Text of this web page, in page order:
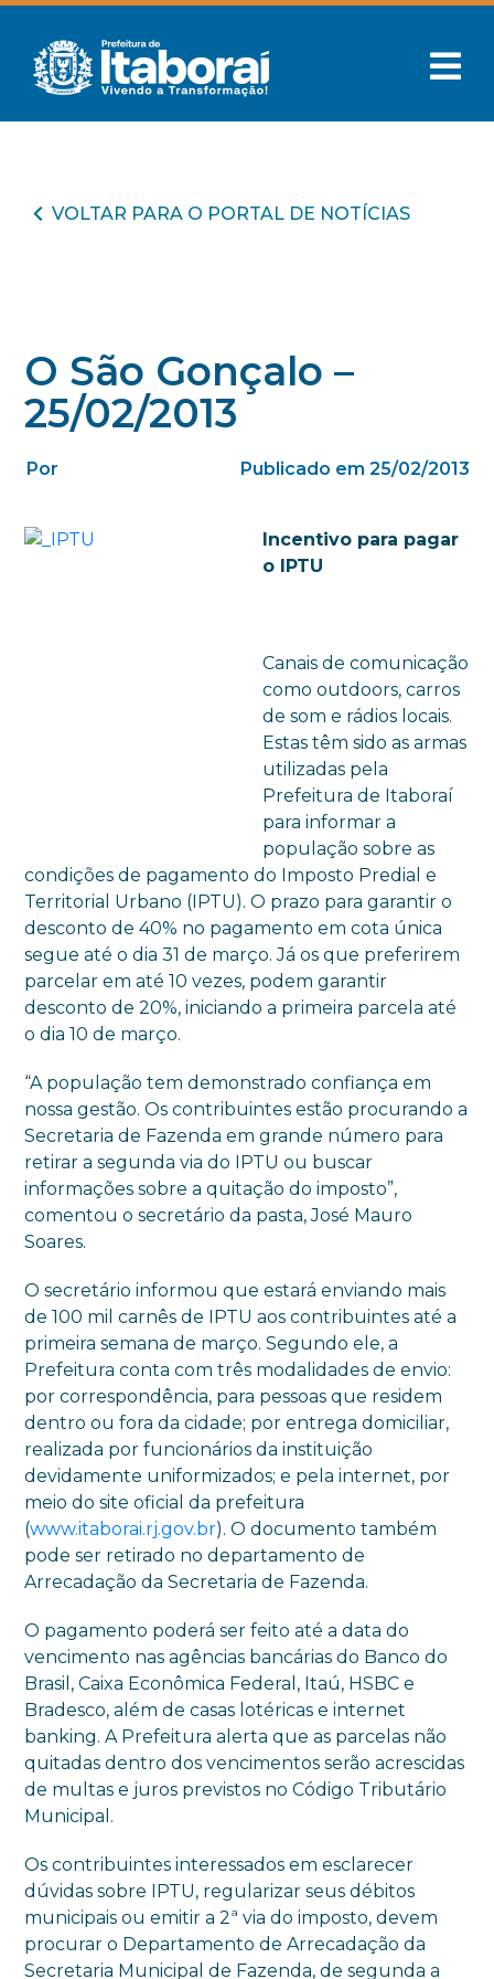
VOLTAR PARA O PORTAL DE NOTÍCIAS
O São Gonçalo –
25/02/2013
Por Publicado em 25/02/2013
Incentivo para pagar
o IPTU
Canais de comunicação
como outdoors, carros
de som e rádios locais.
Estas têm sido as armas
utilizadas pela
Prefeitura de Itaboraí
para informar a
população sobre as
condições de pagamento do Imposto Predial e
Territorial Urbano (IPTU). O prazo para garantir o
desconto de 40% no pagamento em cota única
segue até o dia 31 de março. Já os que preferirem
parcelar em até 10 vezes, podem garantir
desconto de 20%, iniciando a primeira parcela até
o dia 10 de março.
“A população tem demonstrado confiança em
nossa gestão. Os contribuintes estão procurando a
Secretaria de Fazenda em grande número para
retirar a segunda via do IPTU ou buscar
informações sobre a quitação do imposto”,
comentou o secretário da pasta, José Mauro
Soares.
O secretário informou que estará enviando mais
de 100 mil carnês de IPTU aos contribuintes até a
primeira semana de março. Segundo ele, a
Prefeitura conta com três modalidades de envio:
por correspondência, para pessoas que residem
dentro ou fora da cidade; por entrega domiciliar,
realizada por funcionários da instituição
devidamente uniformizados; e pela internet, por
meio do site oficial da prefeitura
(www.itaborai.rj.gov.br). O documento também
pode ser retirado no departamento de
Arrecadação da Secretaria de Fazenda.
O pagamento poderá ser feito até a data do
vencimento nas agências bancárias do Banco do
Brasil, Caixa Econômica Federal, Itaú, HSBC e
Bradesco, além de casas lotéricas e internet
banking. A Prefeitura alerta que as parcelas não
quitadas dentro dos vencimentos serão acrescidas
de multas e juros previstos no Código Tributário
Municipal.
Os contribuintes interessados em esclarecer
dúvidas sobre IPTU, regularizar seus débitos
municipais ou emitir a 2ª via do imposto, devem
procurar o Departamento de Arrecadação da
Secretaria Municipal de Fazenda, de segunda a